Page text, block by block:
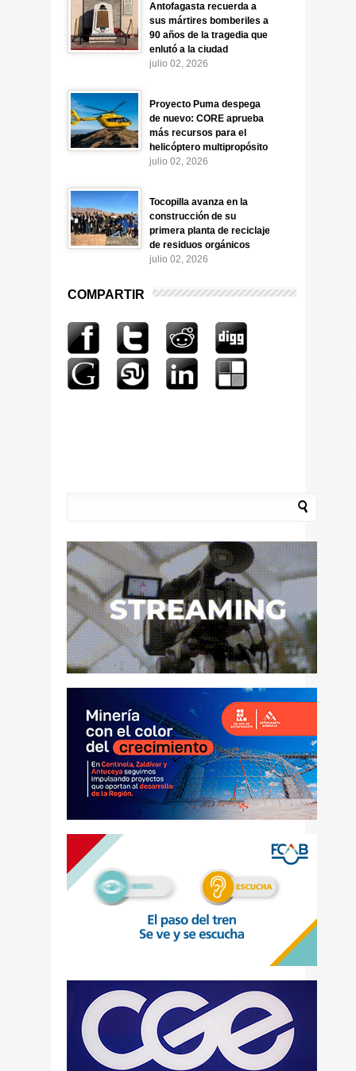
Antofagasta recuerda a
sus mártires bomberiles a
90 años de la tragedia que
enlutó a la ciudad
julio 02, 2026
Proyecto Puma despega
de nuevo: CORE aprueba
más recursos para el
helicóptero multipropósito
julio 02, 2026
Tocopilla avanza en la
construcción de su
primera planta de reciclaje
de residuos orgánicos
julio 02, 2026
COMPARTIR